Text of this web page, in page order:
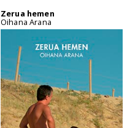
Zerua hemen
Oihana Arana